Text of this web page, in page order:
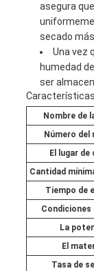
asegura
secado
Una vez
humedad
ser
Nombre de
Número del
El lugar de
Cantidad
Tiempo de
Condiciones
La
El
Tasa de